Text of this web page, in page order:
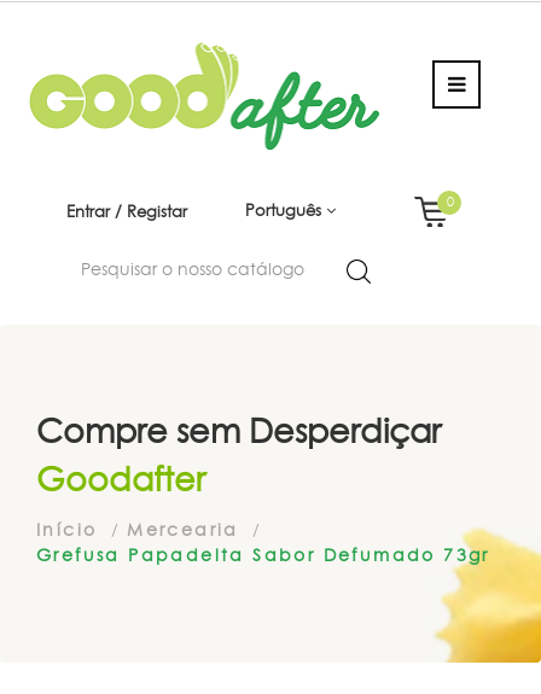
Entrar / Registar Português
0
Compre sem Desperdiçar
Goodafter
Início
Mercearia
Grefusa Papadelta Sabor Defumado 73gr